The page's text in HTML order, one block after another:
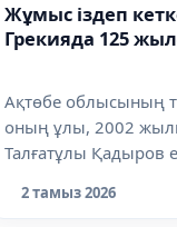
Жұмыс іздеп
Грекияда 125
Ақтөбе облысының
оның ұлы, 2002
Талғатұлы Қадыров
2 тамыз 2026